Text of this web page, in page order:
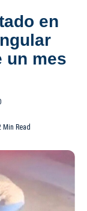
en
un mes
Min Read